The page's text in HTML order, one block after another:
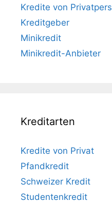
Kredite von
Kreditgeber
Minikredit
Minikredit-Anbieter
Kreditarten
Kredite von Privat
Pfandkredit
Schweizer Kredit
Studentenkredit